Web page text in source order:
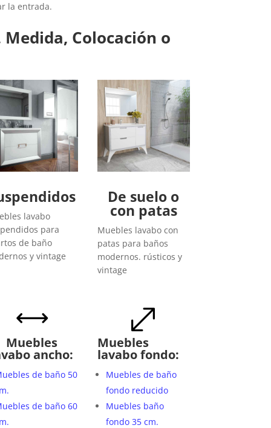
la entrada.
Colocación o
lavabo
para
de baño
y vintage
De suelo o
con patas
Muebles lavabo con
patas para baños
modernos. rústicos y
vintage
,
Muebles
ancho:
de baño 50
de baño 60
.
Muebles
lavabo fondo:
Muebles de baño
fondo reducido
Muebles baño
fondo 35 cm.